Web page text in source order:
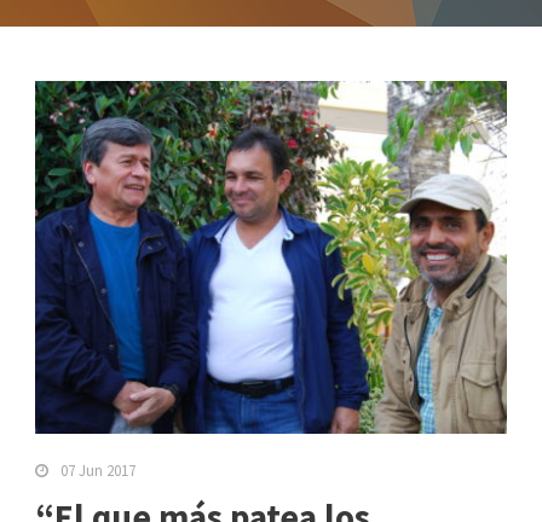
07 Jun 2017